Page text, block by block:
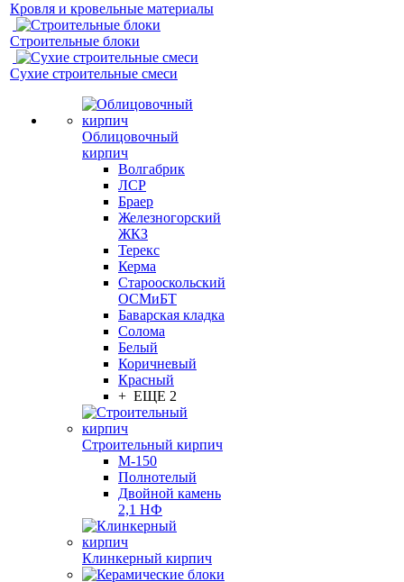
Кровля и кровельные материалы
Строительные блоки
Сухие строительные смеси
Облицовочный
кирпич
Волгабрик
ЛСР
Браер
Железногорский
ЖКЗ
Терекс
Керма
Старооскольский
ОСМиБТ
Баварская кладка
Солома
Белый
Коричневый
Красный
+ ЕЩЕ 2
Строительный кирпич
М-150
Полнотелый
Двойной камень
2,1 НФ
Клинкерный кирпич